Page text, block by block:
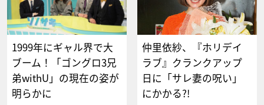
1999年にギャル界で大
ブーム！「ゴングロ3兄
弟withU」の現在の姿が
明らかに
仲里依紗、『ホリデイ
ラブ』クランクアップ
日に「サレ妻の呪い」
にかかる?!